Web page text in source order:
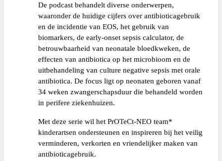
De podcast behandelt diverse onderwerpen,
waaronder de huidige cijfers over antibioticagebruik
en de incidentie van EOS, het gebruik van
biomarkers, de early-onset sepsis calculator, de
betrouwbaarheid van neonatale bloedkweken, de
effecten van antibiotica op het microbioom en de
uitbehandeling van culture negative sepsis met orale
antibiotica. De focus ligt op neonaten geboren vanaf
34 weken zwangerschapsduur die behandeld worden
in perifere ziekenhuizen.
Met deze serie wil het PrOTeCt-NEO team*
kinderartsen ondersteunen en inspireren bij het veilig
verminderen, verkorten en vriendelijker maken van
antibioticagebruik.